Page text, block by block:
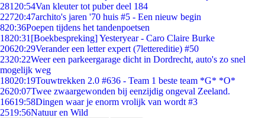
281 20:54Van kleuter tot puber deel 184
22720:47archito's jaren '70 huis #5 - Een nieuw begin
820:36Poepen tijdens het tandenpoetsen
1820:31 [Boekbespreking] Yesteryear - Caro Claire Burke
20620:29Verander een letter expert (7lettereditie) #50
2320:22Weer een parkeergarage dicht in Dordrecht, auto's zo snel
mogelijk weg
18020:19Touwtrekken 2.0 #636 - Team 1 beste team *G* *O*
2620:07Twee zwaargewonden bij eenzijdig ongeval Zeeland.
16619:58Dingen waar je enorm vrolijk van wordt #3
2519:56Natuur en Wild